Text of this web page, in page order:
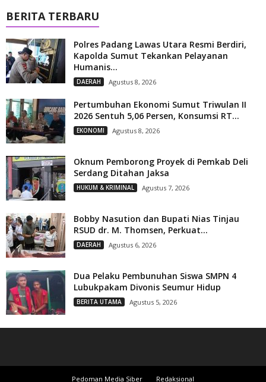
BERITA TERBARU
Polres Padang Lawas Utara Resmi Berdiri,
Kapolda Sumut Tekankan Pelayanan
Humanis...
DAERAH Agustus 8, 2026
Pertumbuhan Ekonomi Sumut Triwulan II
2026 Sentuh 5,06 Persen, Konsumsi RT...
EKONOMI Agustus 8, 2026
Oknum Pemborong Proyek di Pemkab Deli
Serdang Ditahan Jaksa
HUKUM & KRIMINAL Agustus 7, 2026
Bobby Nasution dan Bupati Nias Tinjau
RSUD dr. M. Thomsen, Perkuat...
DAERAH Agustus 6, 2026
Dua Pelaku Pembunuhan Siswa SMPN 4
Lubukpakam Divonis Seumur Hidup
BERITA UTAMA Agustus 5, 2026
Pedoman Media Siber Redaksional